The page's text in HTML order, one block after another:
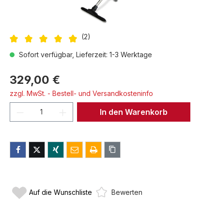
(2)
Sofort verfügbar, Lieferzeit: 1-3 Werktage
329,00 €
zzgl. MwSt. - Bestell- und Versandkosteninfo
Produkt Anzahl: Gib den
In den Warenkorb
Auf die Wunschliste Bewerten